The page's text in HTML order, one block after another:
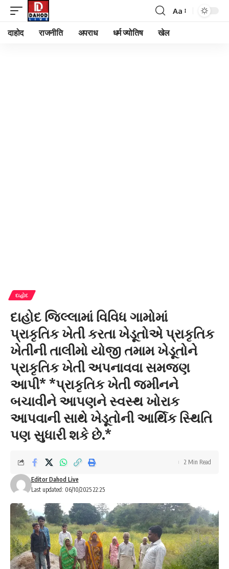
Font
Aa
दाहोद राजनीति अपराध धर्म ज्योतिष खेल
દાહોદ
દાહોદ જિલ્લામાં વિવિધ ગામોમાં
પ્રાકૃતિક ખેતી કરતા ખેડૂતોએ પ્રાકૃતિક
ખેતીની તાલીમો યોજી તમામ ખેડૂતોને
પ્રાકૃતિક ખેતી અપનાવવા સમજણ
આપી* *પ્રાકૃતિક ખેતી જમીનને
બચાવીને આપણને સ્વસ્થ ખોરાક
આપવાની સાથે ખેડૂતોની આર્થિક સ્થિતિ
પણ સુધારી શકે છે.*
Last updated: 06/10/2025 22:25
Editor Dahod Live
2 Min Read